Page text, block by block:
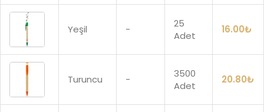
Yeşil -
25
Adet
16.00₺
Turuncu -
3500
Adet
20.80₺